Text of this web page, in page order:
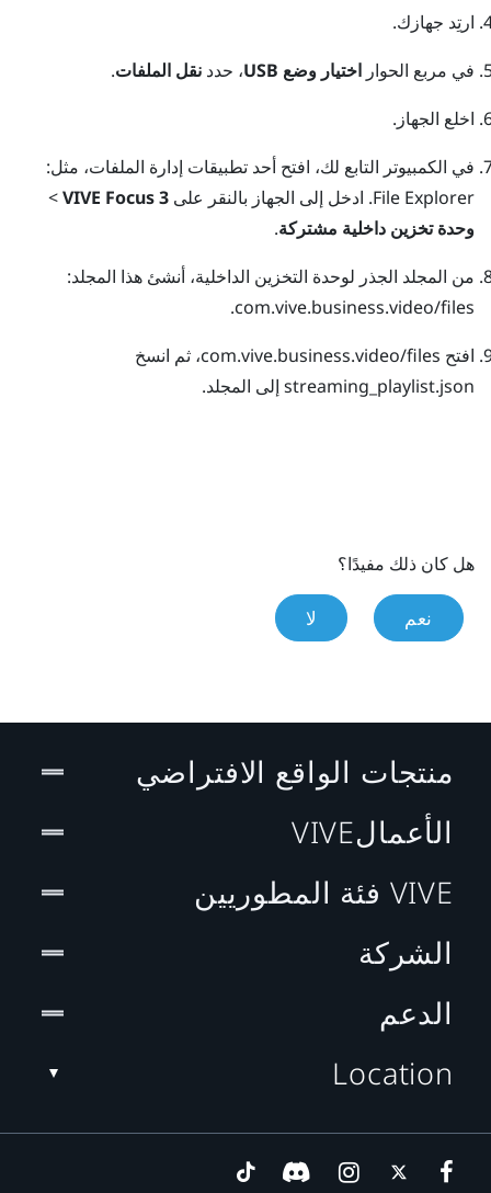
ارتِد جهازك.
في مربع الحوار اختيار وضع USB ، حدد نقل الملفات.
اخلع الجهاز.
في الكمبيوتر التابع لك، افتح أحد تطبيقات إدارة الملفات، مثل:
File Explorer. ادخل إلى الجهاز بالنقر على VIVE Focus 3
>
وحدة تخزين داخلية مشتركة.
من المجلد الجذر لوحدة التخزين الداخلية، أنشئ هذا المجلد:
com.vive.business.video/files
.
افتح com.vive.business.video/files، ثم انسخ
streaming_playlist.json إلى المجلد.
هل كان ذلك مفيدًا؟
نعم لا
منتجات الواقع الافتراضي
الأعمالVIVE
VIVE فئة المطوريين
الشركة
الدعم
Location